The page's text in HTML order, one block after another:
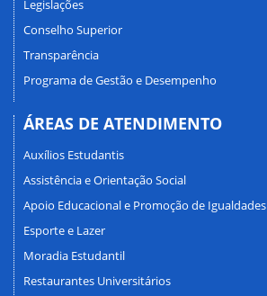
Legislações
Conselho Superior
Transparência
Programa de Gestão e Desempenho
ÁREAS DE ATENDIMENTO
Auxílios Estudantis
Assistência e Orientação Social
Apoio Educacional e Promoção de Igualdades
Esporte e Lazer
Moradia Estudantil
Restaurantes Universitários